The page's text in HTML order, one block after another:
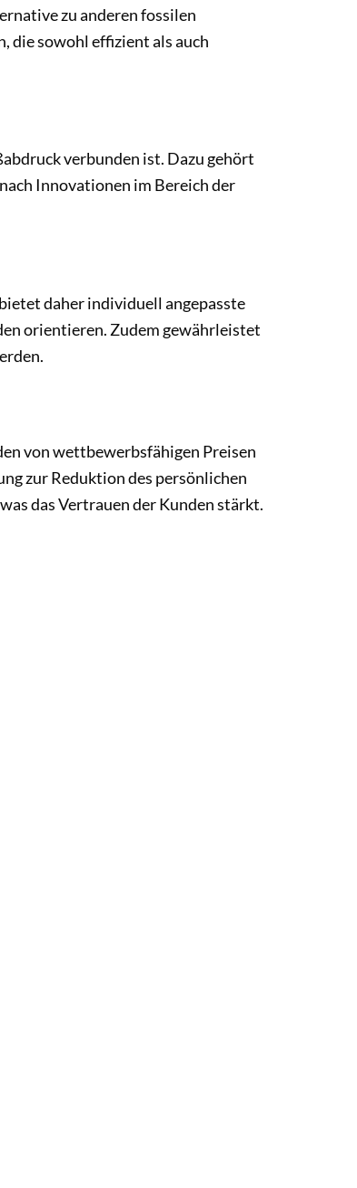
zu anderen fossilen
die sowohl effizient als auch
verbunden ist. Dazu gehört
Innovationen im Bereich der
daher individuell angepasste
orientieren. Zudem gewährleistet
von wettbewerbsfähigen Preisen
zur Reduktion des persönlichen
das Vertrauen der Kunden stärkt.